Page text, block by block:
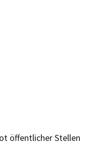
öffentlicher Stellen